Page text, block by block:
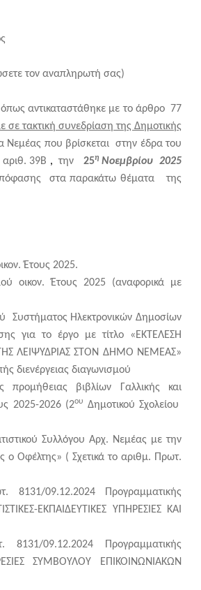
τον αναπληρωτή σας)
αντικαταστάθηκε με το άρθρο 77
σε τακτική συνεδρίαση της Δημοτικής
Νεμέας που βρίσκεται στην έδρα του
39Β , την 25η Νοεμβρίου 2025
στα παρακάτω θέματα της
Έτους 2025.
οικον. Έτους 2025 (αναφορικά με
Συστήματος Ηλεκτρονικών Δημοσίων
για το έργο με τίτλο «ΕΚΤΕΛΕΣΗ
ΛΕΙΨΥΔΡΙΑΣ ΣΤΟΝ ΔΗΜΟ ΝΕΜΕΑΣ»
διενέργειας διαγωνισμού
βιβλίων Γαλλικής και
2025-2026 (2ου Δημοτικού Σχολείου
Συλλόγου Αρχ. Νεμέας με την
ο Οφέλτης» ( Σχετικά το αριθμ. Πρωτ.
8131/09.12.2024 Προγραμματικής
ΕΚΠΑΙΔΕΥΤΙΚΕΣ ΥΠΗΡΕΣΙΕΣ ΚΑΙ
8131/09.12.2024 Προγραμματικής
ΣΥΜΒΟΥΛΟΥ ΕΠΙΚΟΙΝΩΝΙΑΚΩΝ